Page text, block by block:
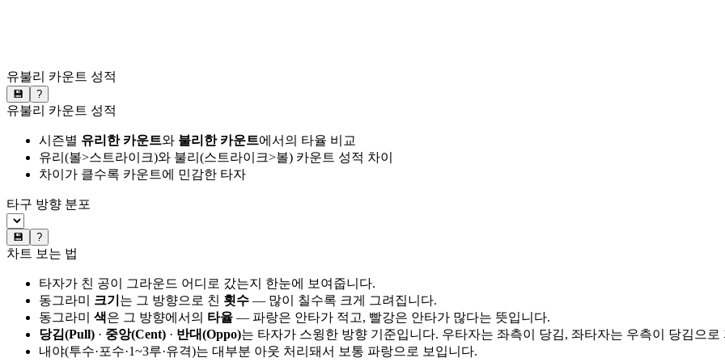
유불리 카운트 성적
💾 ?
유불리 카운트 성적
시즌별 유리한 카운트와 불리한 카운트에서의 타율 비교
유리(볼>스트라이크)와 불리(스트라이크>볼) 카운트 성적 차이
차이가 클수록 카운트에 민감한 타자
타구 방향 분포
💾 ?
차트 보는 법
타자가 친 공이 그라운드 어디로 갔는지 한눈에 보여줍니다.
동그라미 크기 는 그 방향으로 친 횟수 — 많이 칠수록 크게 그려집니다.
동그라미 색은 그 방향에서의 타율 — 파랑은 안타가 적고, 빨강은 안타가 많다는 뜻입니다.
당김(Pull) · 중앙(Cent) · 반대(Oppo)는 타자가 스윙한 방향 기준입니다. 우타자는 좌측이 당김, 좌타자는 우측이 당김으로
내야(투수·포수·1~3루·유격)는 대부분 아웃 처리돼서 보통 파랑으로 보입니다.